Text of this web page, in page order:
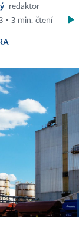
redaktor
▪ 3 min. čtení